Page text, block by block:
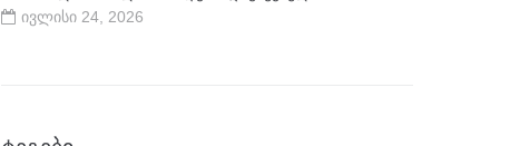
ივლისი 24, 2026